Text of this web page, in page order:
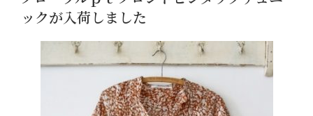
日:
ックが入荷しました